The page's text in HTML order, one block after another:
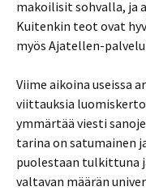
makoilisit sohvalla, ja
Kuitenkin teot ovat
myös Ajatellen-
Viime aikoina useissa
viittauksia
ymmärtää viesti
tarina on satumainen
puolestaan tulkittuna
valtavan määrän